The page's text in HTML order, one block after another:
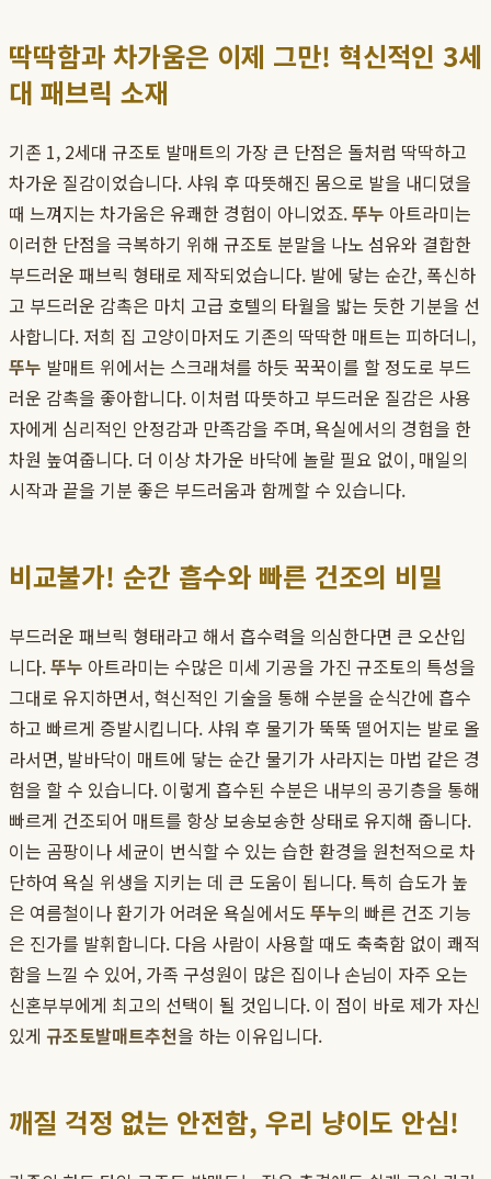
딱딱함과 차가움은 이제 그만! 혁신적인 3세
대 패브릭 소재
기존 1, 2세대 규조토 발매트의 가장 큰 단점은 돌처럼 딱딱하고
차가운 질감이었습니다. 샤워 후 따뜻해진 몸으로 발을 내디뎠을
때 느껴지는 차가움은 유쾌한 경험이 아니었죠.뚜누 아트라미는
이러한 단점을 극복하기 위해 규조토 분말을 나노 섬유와 결합한
부드러운 패브릭 형태로 제작되었습니다. 발에 닿는 순간, 폭신하
고 부드러운 감촉은 마치 고급 호텔의 타월을 밟는 듯한 기분을 선
사합니다. 저희 집 고양이마저도 기존의 딱딱한 매트는 피하더니,
뚜누 발매트 위에서는 스크래쳐를 하듯 꾹꾹이를 할 정도로 부드
러운 감촉을 좋아합니다. 이처럼 따뜻하고 부드러운 질감은 사용
자에게 심리적인 안정감과 만족감을 주며, 욕실에서의 경험을 한
차원 높여줍니다. 더 이상 차가운 바닥에 놀랄 필요 없이, 매일의
시작과 끝을 기분 좋은 부드러움과 함께할 수 있습니다.
비교불가! 순간 흡수와 빠른 건조의 비밀
부드러운 패브릭 형태라고 해서 흡수력을 의심한다면 큰 오산입
니다.뚜누 아트라미는 수많은 미세 기공을 가진 규조토의 특성을
그대로 유지하면서, 혁신적인 기술을 통해 수분을 순식간에 흡수
하고 빠르게 증발시킵니다. 샤워 후 물기가 뚝뚝 떨어지는 발로 올
라서면, 발바닥이 매트에 닿는 순간 물기가 사라지는 마법 같은 경
험을 할 수 있습니다. 이렇게 흡수된 수분은 내부의 공기층을 통해
빠르게 건조되어 매트를 항상 보송보송한 상태로 유지해 줍니다.
이는 곰팡이나 세균이 번식할 수 있는 습한 환경을 원천적으로 차
단하여 욕실 위생을 지키는 데 큰 도움이 됩니다. 특히 습도가 높
은 여름철이나 환기가 어려운 욕실에서도 뚜누의 빠른 건조 기능
은 진가를 발휘합니다. 다음 사람이 사용할 때도 축축함 없이 쾌적
함을 느낄 수 있어, 가족 구성원이 많은 집이나 손님이 자주 오는
신혼부부에게 최고의 선택이 될 것입니다. 이 점이 바로 제가 자신
있게 규조토발매트추천을 하는 이유입니다.
깨질 걱정 없는 안전함, 우리 냥이도 안심!